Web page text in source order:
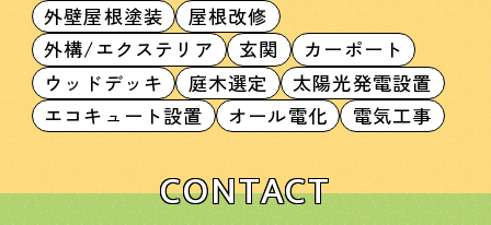
外壁屋根塗装
屋根改修
外構/エクステリア
玄関
カーポート
ウッドデッキ
庭木選定
太陽光発電設置
エコキュート設置
オール電化 電気工事
CONTACT